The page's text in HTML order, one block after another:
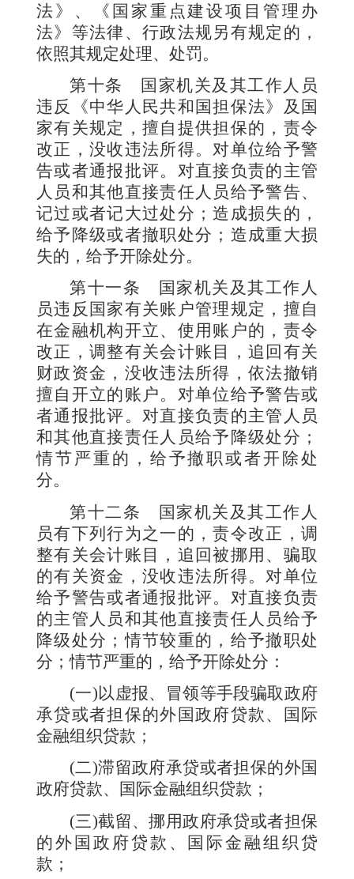
法》、《国家重点建设项目管理办
法》等法律、行政法规另有规定的，
依照其规定处理、处罚。
第十条
国家机关及其工作人员
违反《中华人民共和国担保法》及国
家有关规定，擅自提供担保的，责令
改正，没收违法所得。对单位给予警
告或者通报批评。对直接负责的主管
人员和其他直接责任人员给予警告、
记过或者记大过处分；造成损失的，
给予降级或者撤职处分；造成重大损
失的，给予开除处分。
第十一条
国家机关及其工作人
员违反国家有关账户管理规定，擅自
在金融机构开立、使用账户的，责令
改正，调整有关会计账目，追回有关
财政资金，没收违法所得，依法撤销
擅自开立的账户。对单位给予警告或
者通报批评。对直接负责的主管人员
和其他直接责任人员给予降级处分；
情节严重的，给予撤职或者开除处
分。
第十二条
国家机关及其工作人
员有下列行为之一的，责令改正，调
整有关会计账目，追回被挪用、骗取
的有关资金，没收违法所得。对单位
给予警告或者通报批评。对直接负责
的主管人员和其他直接责任人员给予
降级处分；情节较重的，给予撤职处
分；情节严重的，给予开除处分：
(一)以虚报、冒领等手段骗取政府
承贷或者担保的外国政府贷款、国际
金融组织贷款；
(二)滞留政府承贷或者担保的外国
政府贷款、国际金融组织贷款；
(三)截留、挪用政府承贷或者担保
的外国政府贷款、国际金融组织贷
款；